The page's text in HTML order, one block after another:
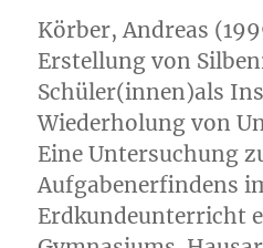
Körber, Andreas
Erstellung von
Schüler(innen)als
Wiederholung von
Eine Untersuchung
Aufgabenerfindens
Erdkundeunterricht